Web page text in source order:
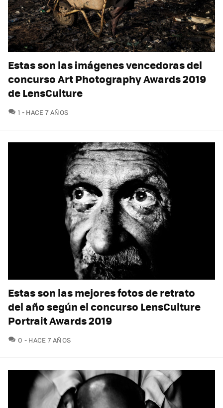
Estas son las imágenes vencedoras del
concurso Art Photography Awards 2019
de LensCulture
1 COMENTARIOS
HACE 7 AÑOS
Estas son las mejores fotos de retrato
del año según el concurso LensCulture
Portrait Awards 2019
0 COMENTARIOS
HACE 7 AÑOS